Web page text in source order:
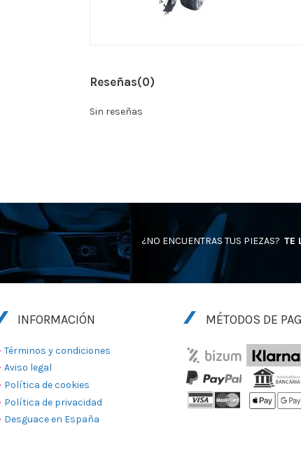
Reseñas(0)
Sin reseñas
¿NO ENCUENTRAS TUS PIEZAS? TE
INFORMACIÓN
Términos y condiciones
Aviso legal
Política de cookies
Política de privacidad
Desguace en España
MÉTODOS DE